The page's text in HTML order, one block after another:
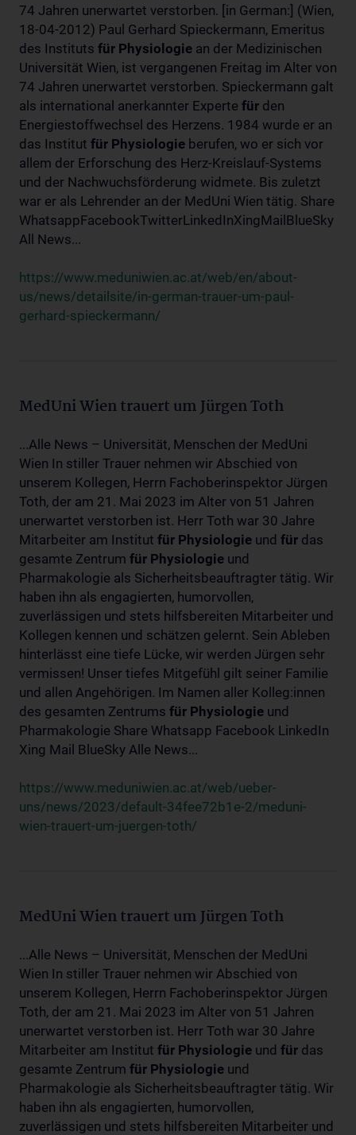
74 Jahren unerwartet verstorben. [in German:] (Wien,
18-04-2012) Paul Gerhard Spieckermann, Emeritus
des Instituts für Physiologie an der Medizinischen
Universität Wien, ist vergangenen Freitag im Alter von
74 Jahren unerwartet verstorben. Spieckermann galt
als international anerkannter Experte für den
Energiestoffwechsel des Herzens. 1984 wurde er an
das Institut für Physiologie berufen, wo er sich vor
allem der Erforschung des Herz-Kreislauf-Systems
und der Nachwuchsförderung widmete. Bis zuletzt
war er als Lehrender an der MedUni Wien tätig. Share
WhatsappFacebookTwitterLinkedInXingMailBlueSky
All News...
https://www.meduniwien.ac.at/web/en/about-
us/news/detailsite/in-german-trauer-um-paul-
gerhard-spieckermann/
MedUni Wien trauert um Jürgen Toth
...Alle News – Universität, Menschen der MedUni
Wien In stiller Trauer nehmen wir Abschied von
unserem Kollegen, Herrn Fachoberinspektor Jürgen
Toth, der am 21. Mai 2023 im Alter von 51 Jahren
unerwartet verstorben ist. Herr Toth war 30 Jahre
Mitarbeiter am Institut für Physiologie und für das
gesamte Zentrum für Physiologie und
Pharmakologie als Sicherheitsbeauftragter tätig. Wir
haben ihn als engagierten, humorvollen,
zuverlässigen und stets hilfsbereiten Mitarbeiter und
Kollegen kennen und schätzen gelernt. Sein Ableben
hinterlässt eine tiefe Lücke, wir werden Jürgen sehr
vermissen! Unser tiefes Mitgefühl gilt seiner Familie
und allen Angehörigen. Im Namen aller Kolleg:innen
des gesamten Zentrums für Physiologie und
Pharmakologie Share Whatsapp Facebook LinkedIn
Xing Mail BlueSky Alle News...
https://www.meduniwien.ac.at/web/ueber-
uns/news/2023/default-34fee72b1e-2/meduni-
wien-trauert-um-juergen-toth/
MedUni Wien trauert um Jürgen Toth
...Alle News – Universität, Menschen der MedUni
Wien In stiller Trauer nehmen wir Abschied von
unserem Kollegen, Herrn Fachoberinspektor Jürgen
Toth, der am 21. Mai 2023 im Alter von 51 Jahren
unerwartet verstorben ist. Herr Toth war 30 Jahre
Mitarbeiter am Institut für Physiologie und für das
gesamte Zentrum für Physiologie und
Pharmakologie als Sicherheitsbeauftragter tätig. Wir
haben ihn als engagierten, humorvollen,
zuverlässigen und stets hilfsbereiten Mitarbeiter und